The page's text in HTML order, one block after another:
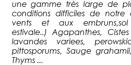
une gamme très large de
conditions difficiles de notre
vents et aux embruns,sol
estivale..) Agapanthes,
lavandes variees,
pittosporums, Sauge
Thyms ...